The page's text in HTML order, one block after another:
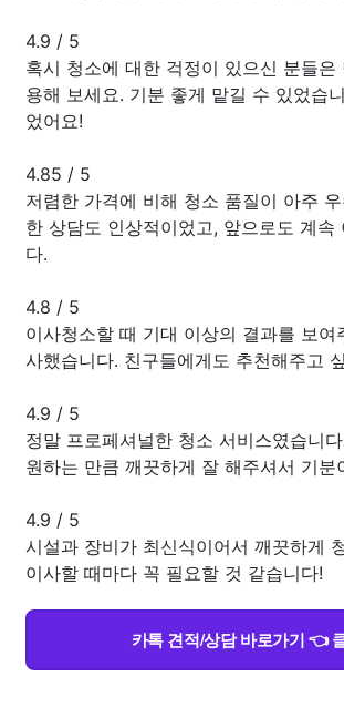
4.9 / 5
혹시 청소에 대한 걱정이 있으신 분들은
용해 보세요. 기분 좋게 맡길 수 있었습
었어요!
4.85 / 5
저렴한 가격에 비해 청소 품질이 아주
한 상담도 인상적이었고, 앞으로도 계속
다.
4.8 / 5
이사청소할 때 기대 이상의 결과를 보여
사했습니다. 친구들에게도 추천해주고
4.9 / 5
정말 프로페셔널한 청소 서비스였습니
원하는 만큼 깨끗하게 잘 해주셔서 기분
4.9 / 5
시설과 장비가 최신식이어서 깨끗하게
이사할 때마다 꼭 필요할 것 같습니다!
카톡 견적/상담 바로가기 👈